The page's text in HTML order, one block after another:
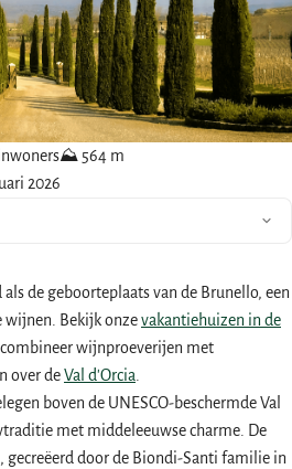
⛰ 564 m
2026
de geboorteplaats van de Brunello, een
wijnen. Bekijk onzevakantiehuizen in de
wijnproeverijen met
over deVal d'Orcia.
boven de UNESCO-beschermde Val
met middeleeuwse charme. De
gecreëerd door de Biondi-Santi familie in